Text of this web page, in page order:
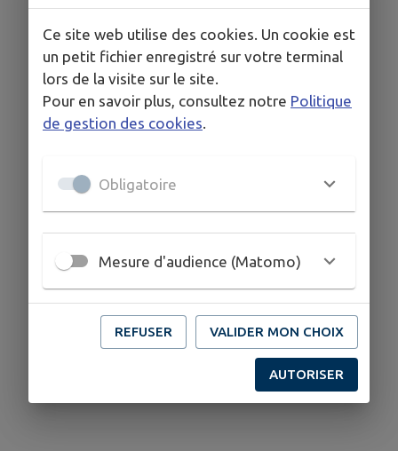
Ce site web utilise des cookies. Un cookie est
un petit fichier enregistré sur votre terminal
lors de la visite sur le site.
Pour en savoir plus, consultez notre Politique
de gestion des cookies.
Obligatoire
Mesure d'audience (Matomo)
REFUSER VALIDER MON CHOIX
AUTORISER